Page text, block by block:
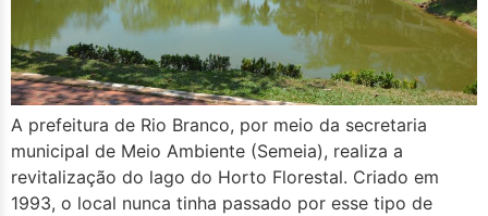
A prefeitura de Rio Branco, por meio da secretaria
municipal de Meio Ambiente (Semeia), realiza a
revitalização do lago do Horto Florestal. Criado em
1993, o local nunca tinha passado por esse tipo de